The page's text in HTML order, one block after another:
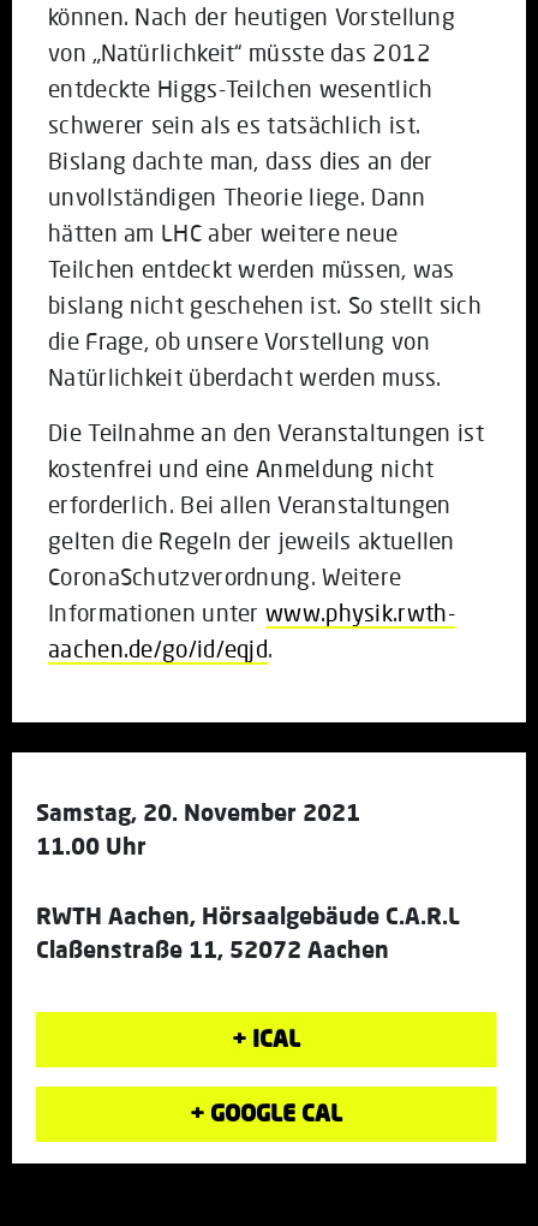
können. Nach der heutigen Vorstellung
von „Natürlichkeit“ müsste das 2012
entdeckte Higgs-Teilchen wesentlich
schwerer sein als es tatsächlich ist.
Bislang dachte man, dass dies an der
unvollständigen Theorie liege. Dann
hätten am LHC aber weitere neue
Teilchen entdeckt werden müssen, was
bislang nicht geschehen ist. So stellt sich
die Frage, ob unsere Vorstellung von
Natürlichkeit überdacht werden muss.
Die Teilnahme an den Veranstaltungen ist
kostenfrei und eine Anmeldung nicht
erforderlich. Bei allen Veranstaltungen
gelten die Regeln der jeweils aktuellen
CoronaSchutzverordnung. Weitere
Informationen unterwww.physik.rwth-
aachen.de/go/id/eqjd.
Samstag, 20. November 2021
11.00 Uhr
RWTH Aachen, Hörsaalgebäude C.A.R.L
Claßenstraße 11, 52072 Aachen
+ ICAL
+ GOOGLE CAL